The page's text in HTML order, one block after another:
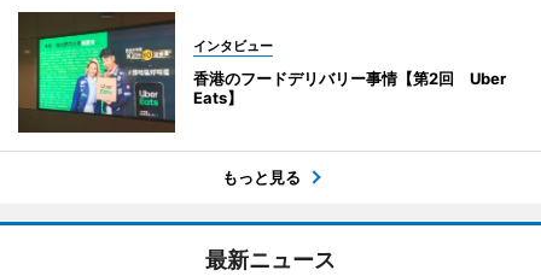
インタビュー
香港のフードデリバリー事情【第2回 Uber
Eats】
もっと見る
最新ニュース